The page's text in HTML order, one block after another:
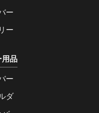
ー
ー
用品
ー
ダ